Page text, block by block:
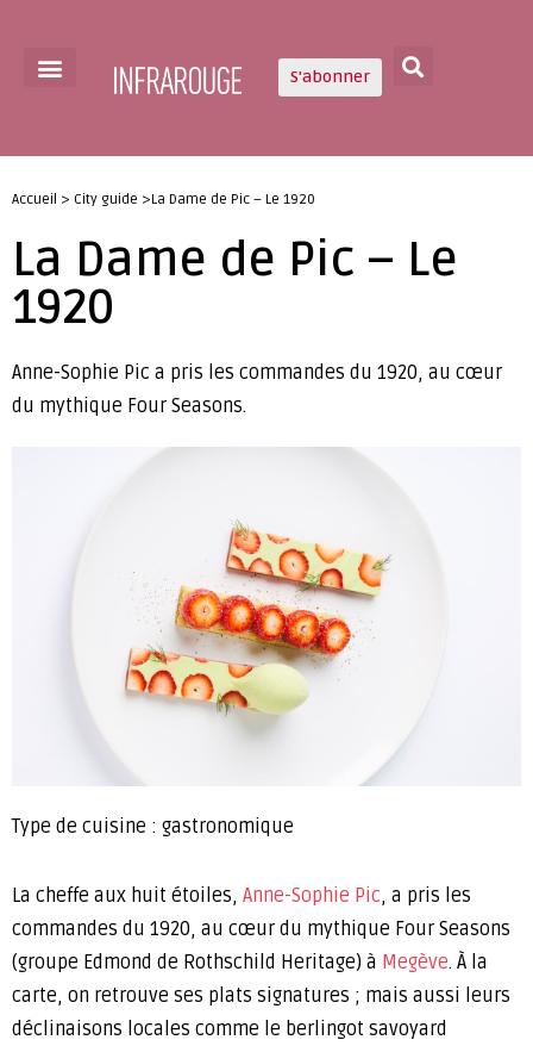
S'abonner
Accueil > City guide >La Dame de Pic – Le 1920
La Dame de Pic – Le
1920
Anne-Sophie Pic a pris les commandes du 1920, au cœur
du mythique Four Seasons.
Type de cuisine : gastronomique
La cheffe aux huit étoiles, Anne-Sophie Pic, a pris les
commandes du 1920, au cœur du mythique Four Seasons
(groupe Edmond de Rothschild Heritage) à Megève. À la
carte, on retrouve ses plats signatures ; mais aussi leurs
déclinaisons locales comme le berlingot savoyard